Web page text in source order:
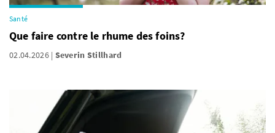
Santé
Que faire contre le rhume des foins?
02.04.2026 Severin Stillhard